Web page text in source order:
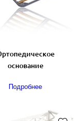
основание
Подробнее